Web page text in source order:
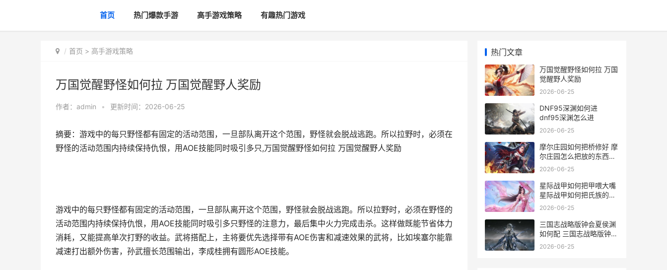
首页 热门爆款手游 高手游戏策略 有趣热门游戏
首页 > 高手游戏策略
万国觉醒野怪如何拉 万国觉醒野人奖励
作者： admin • 更新时间：2026-06-25
摘要：游戏中的每只野怪都有固定的活动范围，一旦部队离开这个范围，野怪就会脱战逃跑。所以拉野时，必须在
野怪的活动范围内持续保持仇恨，用AOE技能同时吸引多只,万国觉醒野怪如何拉 万国觉醒野人奖励
游戏中的每只野怪都有固定的活动范围，一旦部队离开这个范围，野怪就会脱战逃跑。所以拉野时，必须在野怪的
活动范围内持续保持仇恨，用AOE技能同时吸引多只野怪的注意力，最后集中火力完成击杀。这样做既能节省体力
消耗，又能提高单次打野的收益。武将搭配上，主将要优先选择带有AOE伤害和减速效果的武将，比如埃塞尔能靠
减速打出额外伤害，孙武擅长范围输出，李成桂拥有圆形AOE技能。
热门文章
万国觉醒野怪如何拉 万国
觉醒野人奖励
2026-06-25
DNF95深渊如何进
dnf95深渊怎么进
2026-06-25
摩尔庄园如何把桥修好 摩
尔庄园怎么把放的东西收
起来
2026-06-25
星际战甲如何把甲喂大嘴
星际战甲如何把氏族的人
提升职位
2026-06-25
三国志战略版钟会夏侯渊
如何配 三国志战略版钟会
t0阵容
2026-06-25